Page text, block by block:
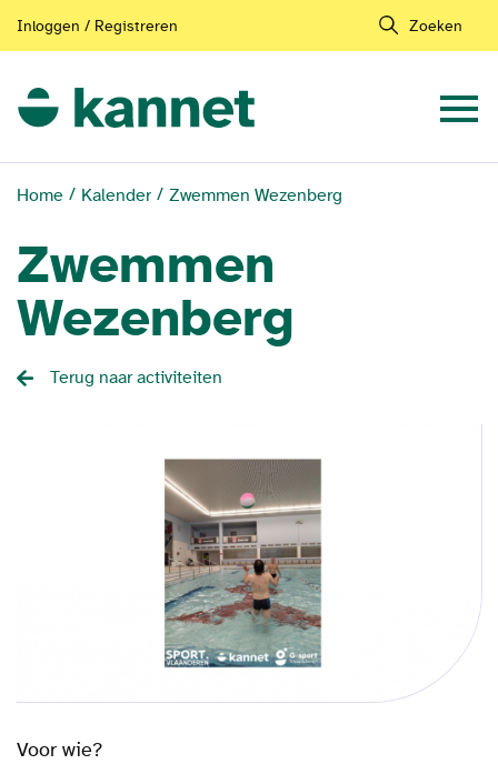
Inloggen / Registreren Zoeken
Home Kalender Zwemmen Wezenberg
Zwemmen
Wezenberg
Terug naar activiteiten
Voor wie?